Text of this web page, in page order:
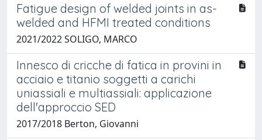
Fatigue design of welded joints in as-
welded and HFMI treated conditions
2021/2022 SOLIGO, MARCO
Innesco di cricche di fatica in provini in
acciaio e titanio soggetti a carichi
uniassiali e multiassiali: applicazione
dell'approccio SED
2017/2018 Berton, Giovanni